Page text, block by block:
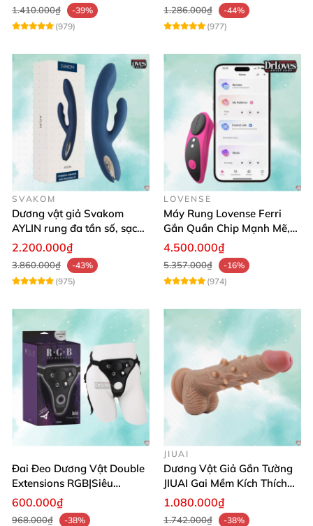
1.410.000₫
-39%
(979)
1.286.000₫
-44%
(977)
SVAKOM
Dương vật giả Svakom
AYLIN rung đa tần số, sạc
pin chống nước
2.200.000₫
3.860.000₫
-43%
(975)
LOVENSE
Máy Rung Lovense Ferri
Gắn Quần Chip Mạnh Mẽ,
Điều Khiển Qua App
4.500.000₫
5.357.000₫
-16%
(974)
Đai Đeo Dương Vật Double
Extensions RGB|Siêu
Bền|Cảm Giác Thật
600.000₫
968.000₫
-38%
JIUAI
Dương Vật Giả Gắn Tường
JIUAI Gai Mềm Kích Thích
Điểm G Siêu Mượt
1.080.000₫
1.742.000₫
-38%